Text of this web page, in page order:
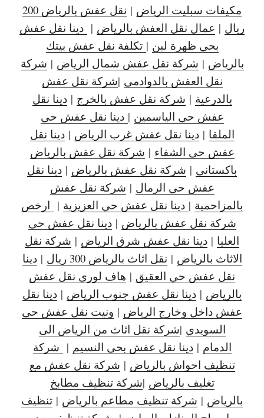
مكيفات سبليت الرياض |
نقل عفش بالرياض 200
ريال | عمال نقل العفش بالرياض | دينا نقل عفش
بحي ظهرة لبن | تكلفة نقل عفش بيتك
بالرياض | شركة نقل عفش شمال الرياض | شركة
نقل العفش بالدوادمي |شركة نقل عفش
بالدرعية | شركة نقل عفش بالخرج |دينا نقل
عفش حي الياسمين | دينا نقل عفش حي
الملقا |دينا نقل عفش غرب الرياض |دينا نقل
عفش حي الشفاء | شركة نقل عفش بالرياض
باكستاني | شركة نقل عفش بالرياض | دينا نقل
عفش حي الرمال | شركة نقل عفش
بالمزاحمية | دينا نقل عفش حي العزيزية | ارخص
شركة نقل عفش بالرياض |دينا نقل عفش حي
العليا | دينا نقل عفش شرق الرياض | شركة نقل
الاثاث بالرياض | نقل اثاث بالرياض 300 ريال |دينا
نقل عفش حي العقيق | هاف لوري نقل عفش
بالرياض | دينا نقل عفش جنوب الرياض | دينا نقل
عفش داخل وخارج الرياض | ونيت نقل عفش حي
السويدي |شركة نقل اثاث من الرياض الى
الدمام |دينا نقل عفش بحي النسيم | شركة
تنظيف احواش بالرياض | شركة نقل عفش مع
تغليف بالرياض |شركة تنظيف مطابخ
بالرياض | شركة تنظيف مطاعم بالرياض | تنظيف